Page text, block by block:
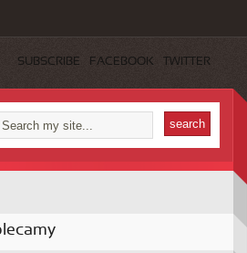
SUBSCRIBE FACEBOOK TWITTER